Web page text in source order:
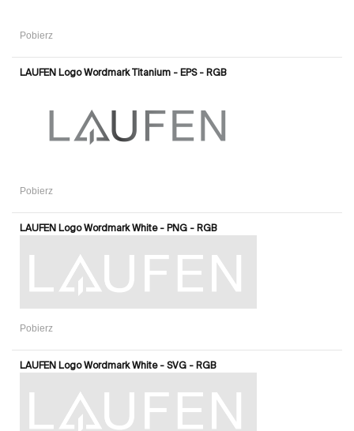
Pobierz
LAUFEN Logo Wordmark Titanium - EPS - RGB
Pobierz
LAUFEN Logo Wordmark White - PNG - RGB
Pobierz
LAUFEN Logo Wordmark White - SVG - RGB